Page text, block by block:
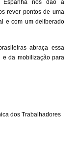
Espanha nos dão a
rever pontos de uma
e com um deliberado
abraça essa
e da mobilização para
dos Trabalhadores